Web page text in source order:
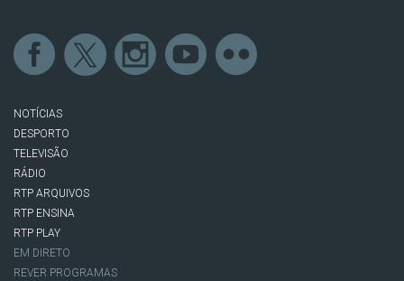
NOTÍCIAS
DESPORTO
TELEVISÃO
RÁDIO
RTP ARQUIVOS
RTP ENSINA
RTP PLAY
EM DIRETO
REVER PROGRAMAS